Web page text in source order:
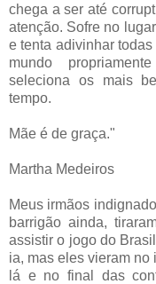
chega a ser até
atenção. Sofre no
e tenta adivinhar
mundo
seleciona os mais
tempo.
Mãe é de graça."
Martha Medeiros
Meus irmãos
barrigão ainda,
assistir o jogo do
ia, mas eles vieram no
lá e no final das